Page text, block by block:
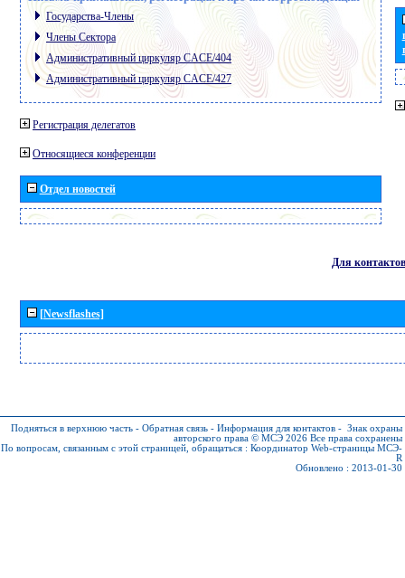
Государства-Члены
Члены Сектора
Административный циркуляр CACE/404
Административный циркуляр CACE/427
Регистрация делегатов
Относящиеся конференции
Отдел новостей
Для контактов
[Newsflashes]
Подняться в верхнюю часть - Обратная связь - Информация для контактов - Знак охраны
авторского права © МСЭ 2026 Все права сохранены
По вопросам, связанным с этой страницей, обращаться : Координатор Web-страницы МСЭ-
R
Обновлено : 2013-01-30